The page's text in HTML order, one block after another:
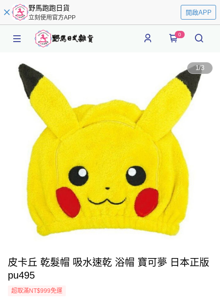
野馬跑跑日貨
立刻使用官方APP
開啟APP
0
1/3
皮卡丘 乾髮帽 吸水速乾 浴帽 寶可夢 日本正版
pu495
超取滿NT$999免運